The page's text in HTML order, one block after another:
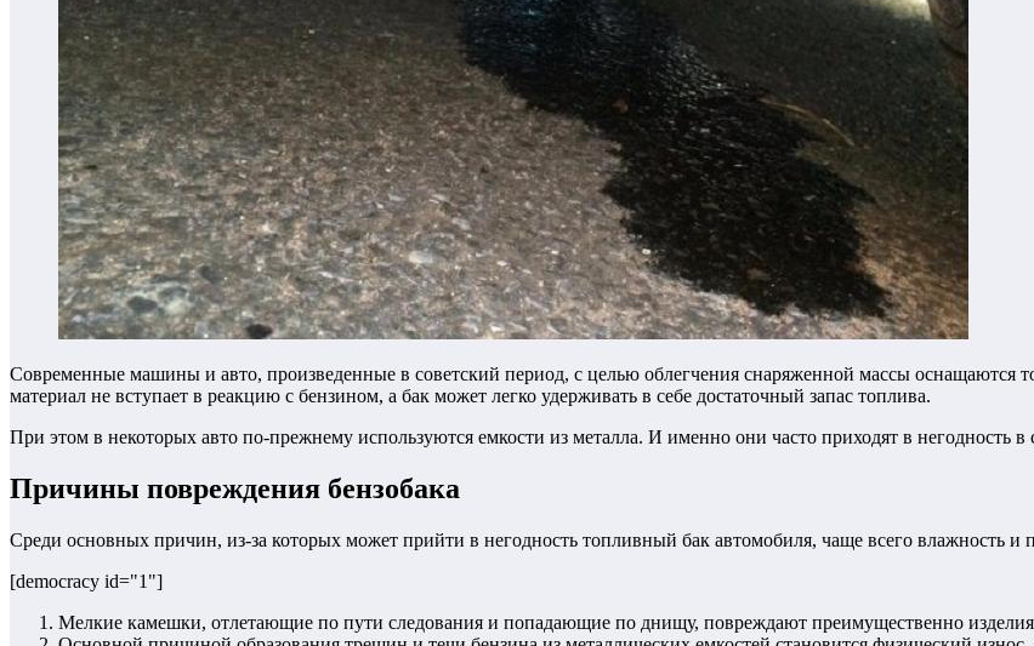
Современные машины и авто, произведенные в советский период, с целью облегчения снаряженной массы оснащаются
материал не вступает в реакцию с бензином, а бак может легко удерживать в себе достаточный запас топлива.
При этом в некоторых авто по-прежнему используются емкости из металла. И именно они часто приходят в негодность в
Причины повреждения бензобака
Среди основных причин, из-за которых может прийти в негодность топливный бак автомобиля, чаще всего влажность и
[democracy id="1"]
Мелкие камешки, отлетающие по пути следования и попадающие по днищу, повреждают преимущественно